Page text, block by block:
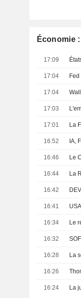
Économie
17:09
17:04
17:04
17:03
17:01
16:52 IA,
16:46
16:44
16:42
16:41
16:34
16:32
16:28 La
16:26
16:24